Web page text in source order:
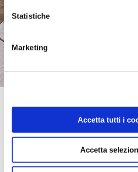
Statistiche
Marketing
Accetta tutti i
Accetta
UNIT 5 FORBURY ROAD
RG1 3JD, READING,
portami qui